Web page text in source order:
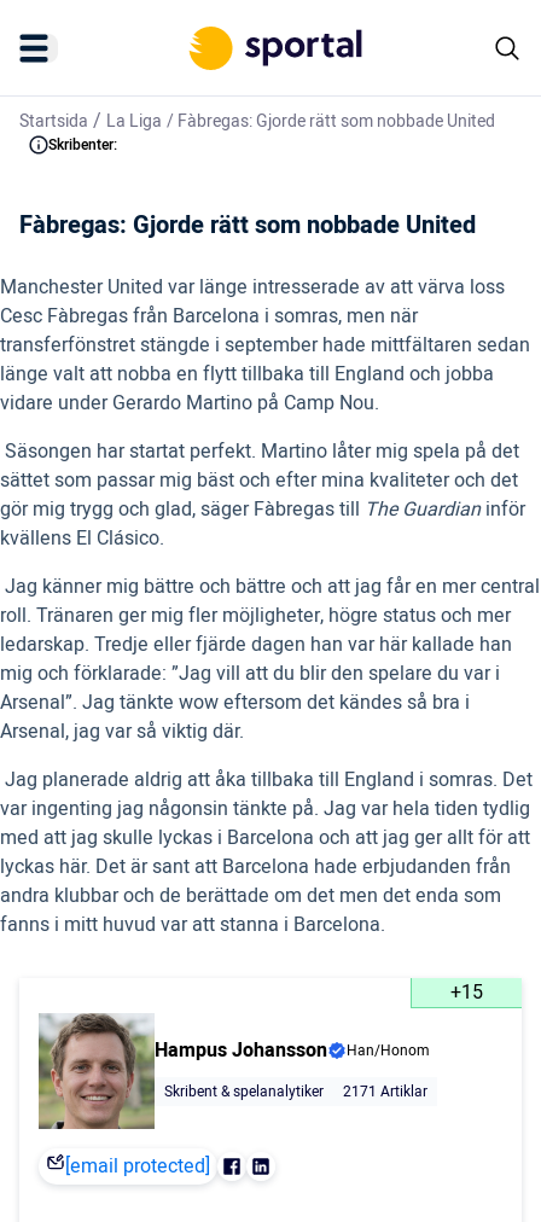
Startsida / La Liga /Fàbregas: Gjorde rätt som nobbade United
Skribenter:
Fàbregas: Gjorde rätt som nobbade United
Manchester United var länge intresserade av att värva loss
Cesc Fàbregas från Barcelona i somras, men när
transferfönstret stängde i september hade mittfältaren sedan
länge valt att nobba en flytt tillbaka till England och jobba
vidare under Gerardo Martino på Camp Nou.
 Säsongen har startat perfekt. Martino låter mig spela på det
sättet som passar mig bäst och efter mina kvaliteter och det
gör mig trygg och glad, säger Fàbregas till The Guardianinför
kvällens El Clásico.
 Jag känner mig bättre och bättre och att jag får en mer central
roll. Tränaren ger mig fler möjligheter, högre status och mer
ledarskap. Tredje eller fjärde dagen han var här kallade han
mig och förklarade: ”Jag vill att du blir den spelare du var i
Arsenal”. Jag tänkte wow eftersom det kändes så bra i
Arsenal, jag var så viktig där.
 Jag planerade aldrig att åka tillbaka till England i somras. Det
var ingenting jag någonsin tänkte på. Jag var hela tiden tydlig
med att jag skulle lyckas i Barcelona och att jag ger allt för att
lyckas här. Det är sant att Barcelona hade erbjudanden från
andra klubbar och de berättade om det men det enda som
fanns i mitt huvud var att stanna i Barcelona.
+15
Hampus Johansson
Han/Honom
Skribent & spelanalytiker
2171 Artiklar
[email protected]